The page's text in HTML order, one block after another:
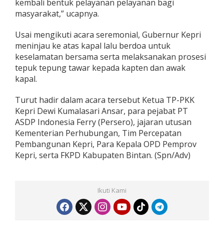
kembali bentuk pelayanan pelayanan bagi
masyarakat,” ucapnya.
Usai mengikuti acara seremonial, Gubernur Kepri
meninjau ke atas kapal lalu berdoa untuk
keselamatan bersama serta melaksanakan prosesi
tepuk tepung tawar kepada kapten dan awak
kapal.
Turut hadir dalam acara tersebut Ketua TP-PKK
Kepri Dewi Kumalasari Ansar, para pejabat PT
ASDP Indonesia Ferry (Persero), jajaran utusan
Kementerian Perhubungan, Tim Percepatan
Pembangunan Kepri, Para Kepala OPD Pemprov
Kepri, serta FKPD Kabupaten Bintan. (Spn/Adv)
Ikuti Kami